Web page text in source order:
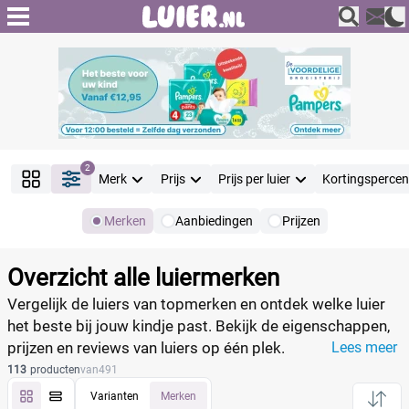
2
Merk Prijs Prijs per luier
Merken Aanbiedingen Prijzen
Filter
Merk
Overzicht alle luiermerken
Vergelijk de luiers van topmerken en ontdek welke luier
het beste bij jouw kindje past. Bekijk de eigenschappen,
prijzen en reviews van luiers op één plek.
Lees meer
Producten
113 productenvan491
Varianten Merken